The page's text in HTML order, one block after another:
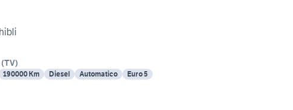
(TV)
190000 Km Diesel Automatico Euro 5